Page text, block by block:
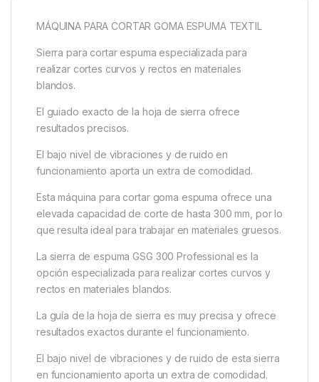
MÁQUINA PARA CORTAR GOMA ESPUMA TEXTIL
Sierra para cortar espuma especializada para
realizar cortes curvos y rectos en materiales
blandos.
El guiado exacto de la hoja de sierra ofrece
resultados precisos.
El bajo nivel de vibraciones y de ruido en
funcionamiento aporta un extra de comodidad.
Esta máquina para cortar goma espuma ofrece una
elevada capacidad de corte de hasta 300 mm, por lo
que resulta ideal para trabajar en materiales gruesos.
La sierra de espuma GSG 300 Professional es la
opción especializada para realizar cortes curvos y
rectos en materiales blandos.
La guía de la hoja de sierra es muy precisa y ofrece
resultados exactos durante el funcionamiento.
El bajo nivel de vibraciones y de ruido de esta sierra
en funcionamiento aporta un extra de comodidad.